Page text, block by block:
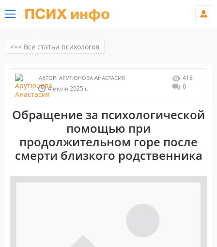
ПСИХ инфо
<<< Все статьи психологов
АВТОР: АРУТЮНОВА АНАСТАСИЯ
4 июля 2025 г.
418
0
Обращение за психологической
помощью при
продолжительном горе после
смерти близкого родственника